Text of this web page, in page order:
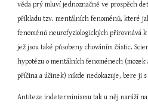
věda prý mluví jednoznačně ve prospěch
příkladu tzv. mentálních fenoménů, které
fenoménů neurofyziologických přirovnává
jež jsou také působeny chováním částic.
hypotézu o mentálních fenoménech (mozek
příčina a účinek) nikde nedokazuje, bere ji
Antiteze indeterminismu tak u něj naráží